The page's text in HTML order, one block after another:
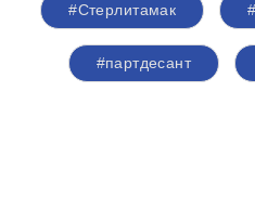
#Стерлитамак
#партдесант